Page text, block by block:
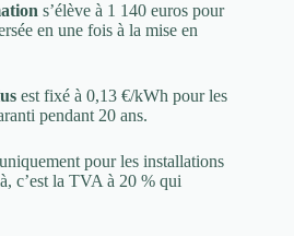
s’élève à 1 140 euros pour
en une fois à la mise en
est fixé à 0,13 €/kWh pour les
pendant 20 ans.
pour les installations
c’est la TVA à 20 % qui